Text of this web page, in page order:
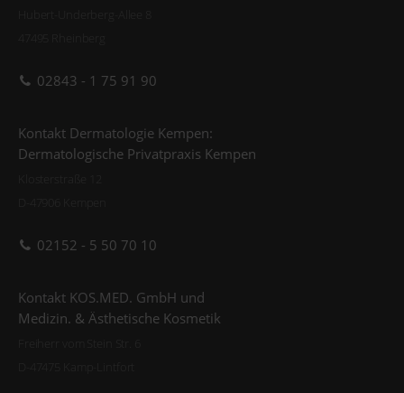
02843 - 1 75 91 90
Kontakt Dermatologie Kempen:
Dermatologische Privatpraxis Kempen
02152 - 5 50 70 10
Kontakt KOS.MED. GmbH und
Medizin. & Ästhetische Kosmetik